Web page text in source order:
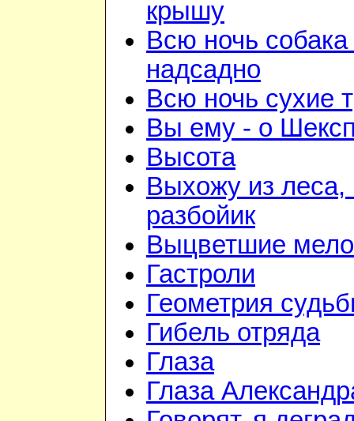
крышу
Всю ночь
надсадно
Всю ночь сухие
Вы ему - о
Высота
Выхожу из леса,
разбойик
Выцветшие
Гастроли
Геометрия
Гибель отряда
Глаза
Глаза